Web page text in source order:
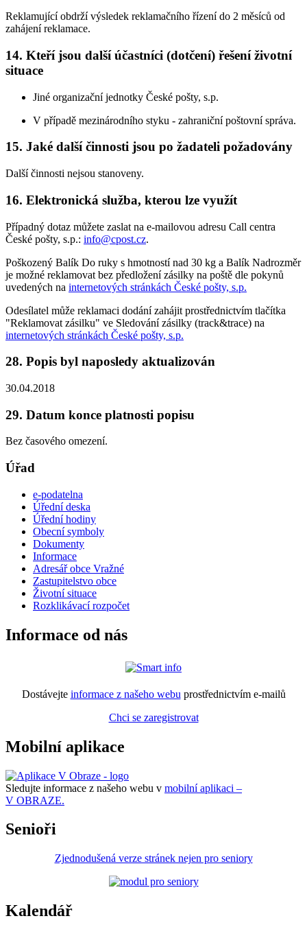
Reklamující obdrží výsledek reklamačního řízení do 2 měsíců od
zahájení reklamace.
14. Kteří jsou další účastníci (dotčení) řešení životní
situace
Jiné organizační jednotky České pošty, s.p.
V případě mezinárodního styku - zahraniční poštovní správa.
15. Jaké další činnosti jsou po žadateli požadovány
Další činnosti nejsou stanoveny.
16. Elektronická služba, kterou lze využít
Případný dotaz můžete zaslat na e-mailovou adresu Call centra
České pošty, s.p.: info@cpost.cz.
Poškozený Balík Do ruky s hmotností nad 30 kg a Balík Nadrozměr
je možné reklamovat bez předložení zásilky na poště dle pokynů
uvedených na internetových stránkách České pošty, s.p.
Odesílatel může reklamaci dodání zahájit prostřednictvím tlačítka
"Reklamovat zásilku" ve Sledování zásilky (track&trace) na
internetových stránkách České pošty, s.p.
28. Popis byl naposledy aktualizován
30.04.2018
29. Datum konce platnosti popisu
Bez časového omezení.
Úřad
e-podatelna
Úřední deska
Úřední hodiny
Obecní symboly
Dokumenty
Informace
Adresář obce Vražné
Zastupitelstvo obce
Životní situace
Rozklikávací rozpočet
Informace od nás
Dostávejte informace z našeho webu prostřednictvím e-mailů
Chci se zaregistrovat
Mobilní aplikace
Sledujte informace z našeho webu v mobilní aplikaci –
V OBRAZE.
Senioři
Zjednodušená verze stránek nejen pro seniory
Kalendář